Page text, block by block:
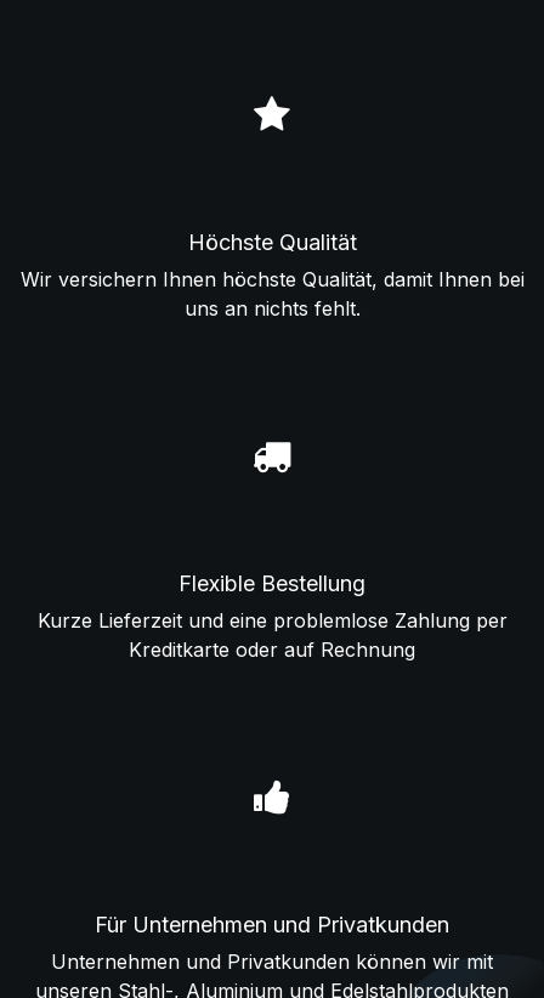
Höchste Qualität
Wir versichern Ihnen höchste Qualität, damit Ihnen bei
uns an nichts fehlt.
Flexible Bestellung
Kurze Lieferzeit und eine problemlose Zahlung per
Kreditkarte oder auf Rechnung
Für Unternehmen und Privatkunden
Unternehmen und Privatkunden können wir mit
unseren Stahl-, Aluminium und Edelstahlprodukten